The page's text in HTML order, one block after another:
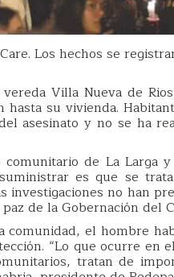
Los hechos se
Villa Nueva de
su vivienda.
asesinato y no se ha
de La Larga y
es que se
investigaciones no han
de la Gobernación del
el hombre
“Lo que ocurre en
tratan de